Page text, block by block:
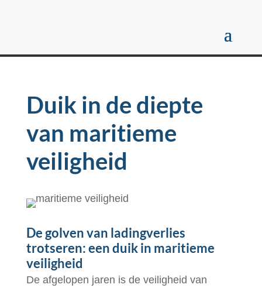
Duik in de diepte
van maritieme
veiligheid
De golven van ladingverlies
trotseren: een duik in maritieme
veiligheid
De afgelopen jaren is de veiligheid van